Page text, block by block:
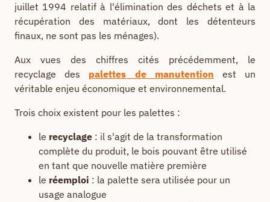
juillet 1994 relatif à l'élimination des déchets et à la
récupération des matériaux, dont les détenteurs
finaux, ne sont pas les ménages).
Aux vues des chiffres cités précédemment, le
recyclage des palettes de manutention est un
véritable enjeu économique et environnemental.
Trois choix existent pour les palettes :
le recyclage : il s'agit de la transformation
complète du produit, le bois pouvant être utilisé
en tant que nouvelle matière première
le réemploi : la palette sera utilisée pour un
usage analogue